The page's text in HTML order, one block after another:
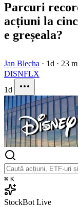
Parcuri
acțiuni la
e greșeala?
Jan Blecha · 1d · 23
DISNFLX
1d
⌘ K
StockBot Live